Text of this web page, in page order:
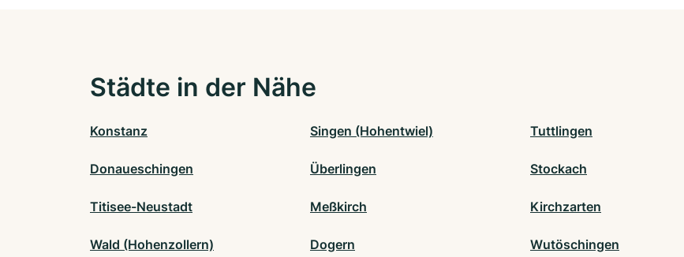
Städte in der Nähe
Konstanz Singen (Hohentwiel) Tuttlingen
Donaueschingen Überlingen Stockach
Titisee-Neustadt Meßkirch Kirchzarten
Wald (Hohenzollern) Dogern Wutöschingen